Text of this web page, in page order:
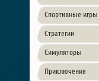
Спортивные игры
Стратегии
Симуляторы
Приключения